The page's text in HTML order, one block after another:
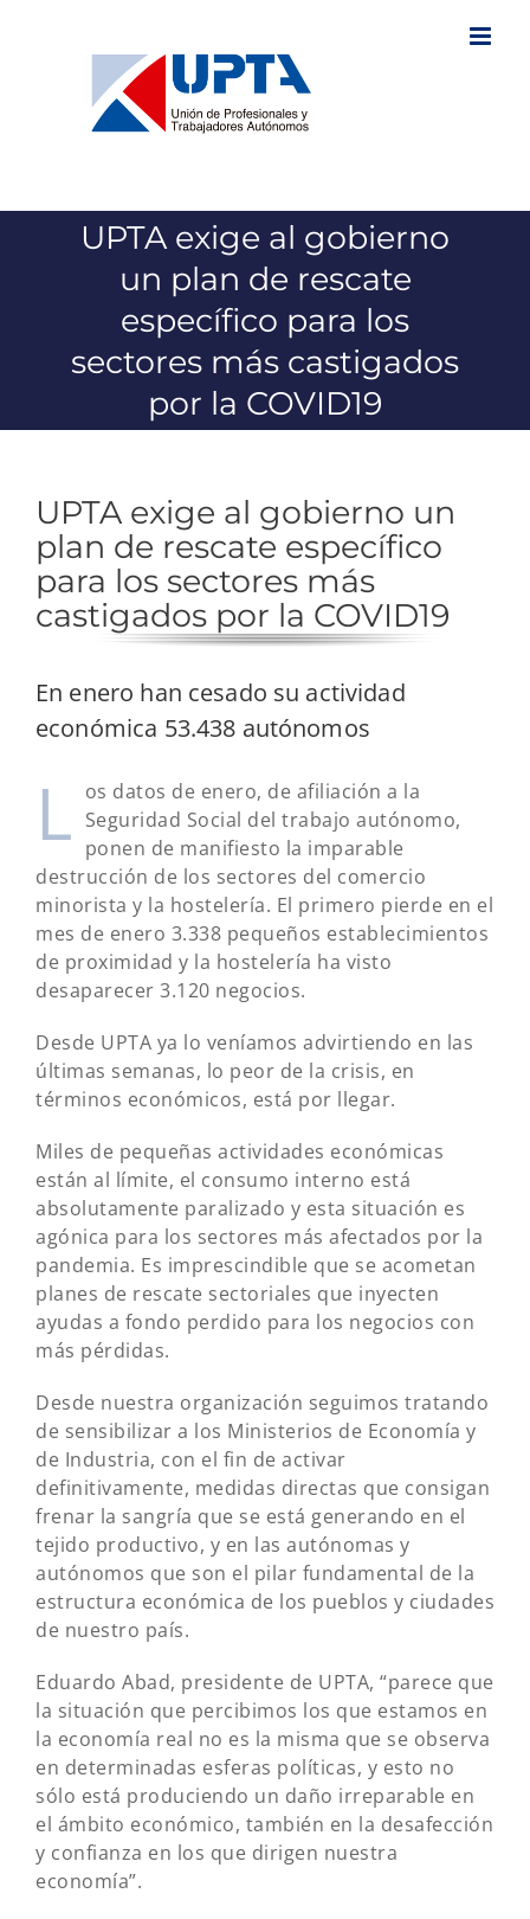
UPTA exige al gobierno
un plan de rescate
específico para los
sectores más castigados
por la COVID19
UPTA exige al gobierno un
plan de rescate específico
para los sectores más
castigados por la COVID19
En enero han cesado su actividad
económica 53.438 autónomos
L os datos de enero, de afiliación a la
Seguridad Social del trabajo autónomo,
ponen de manifiesto la imparable
destrucción de los sectores del comercio
minorista y la hostelería. El primero pierde en el
mes de enero 3.338 pequeños establecimientos
de proximidad y la hostelería ha visto
desaparecer 3.120 negocios.
Desde UPTA ya lo veníamos advirtiendo en las
últimas semanas, lo peor de la crisis, en
términos económicos, está por llegar.
Miles de pequeñas actividades económicas
están al límite, el consumo interno está
absolutamente paralizado y esta situación es
agónica para los sectores más afectados por la
pandemia. Es imprescindible que se acometan
planes de rescate sectoriales que inyecten
ayudas a fondo perdido para los negocios con
más pérdidas.
Desde nuestra organización seguimos tratando
de sensibilizar a los Ministerios de Economía y
de Industria, con el fin de activar
definitivamente, medidas directas que consigan
frenar la sangría que se está generando en el
tejido productivo, y en las autónomas y
autónomos que son el pilar fundamental de la
estructura económica de los pueblos y ciudades
de nuestro país.
Eduardo Abad, presidente de UPTA, “parece que
la situación que percibimos los que estamos en
la economía real no es la misma que se observa
en determinadas esferas políticas, y esto no
sólo está produciendo un daño irreparable en
el ámbito económico, también en la desafección
y confianza en los que dirigen nuestra
economía”.